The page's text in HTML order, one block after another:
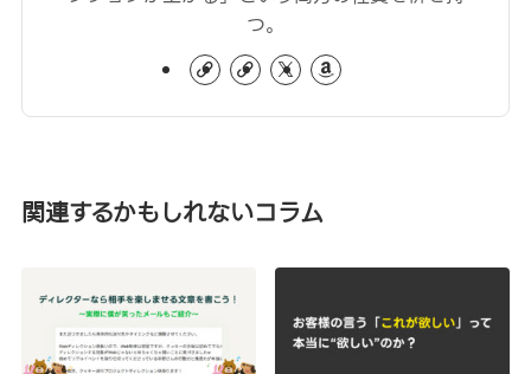
つ。
関連するかもしれないコラム